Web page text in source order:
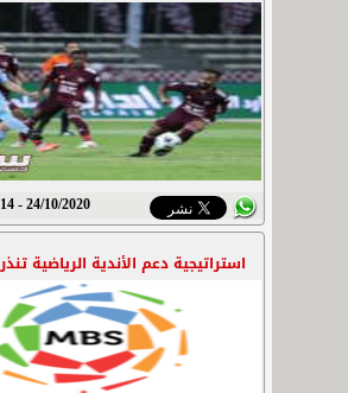
24/10/2020 - 5:14 ص
استراتيجية دعم الأندية الرياضية